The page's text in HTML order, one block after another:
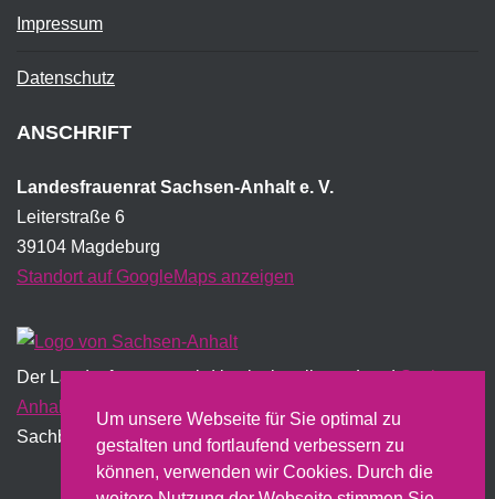
Um unsere Webseite für Sie optimal zu
gestalten und fortlaufend verbessern zu
können, verwenden wir Cookies. Durch die
Impressum
Datenschutz
ANSCHRIFT
Landesfrauenrat Sachsen-Anhalt e. V.
Leiterstraße 6
39104 Magdeburg
Standort auf GoogleMaps anzeigen
Der Landesfrauenrat wird institutionell vom LandSachsen-
Anhalt
Sachbericht.